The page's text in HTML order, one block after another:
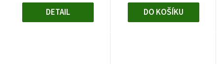
DETAIL DO KOŠÍKU